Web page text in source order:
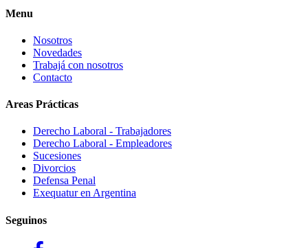
Menu
Nosotros
Novedades
Trabajá con nosotros
Contacto
Areas Prácticas
Derecho Laboral - Trabajadores
Derecho Laboral - Empleadores
Sucesiones
Divorcios
Defensa Penal
Exequatur en Argentina
Seguinos